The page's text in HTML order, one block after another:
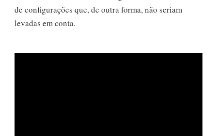
de configurações que, de outra forma, não seriam
levadas em conta.